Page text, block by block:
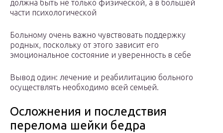
должна быть не только физической, а в большей
части психологической
Больному очень важно чувствовать поддержку
родных, поскольку от этого зависит его
эмоциональное состояние и уверенность в себе
Вывод один: лечение и реабилитацию больного
осуществлять необходимо всей семьей.
Осложнения и последствия
перелома шейки бедра